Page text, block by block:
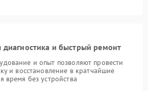
диагностика и быстрый ремонт
и опыт позволяют провести
и восстановление в кратчайшие
время без устройства